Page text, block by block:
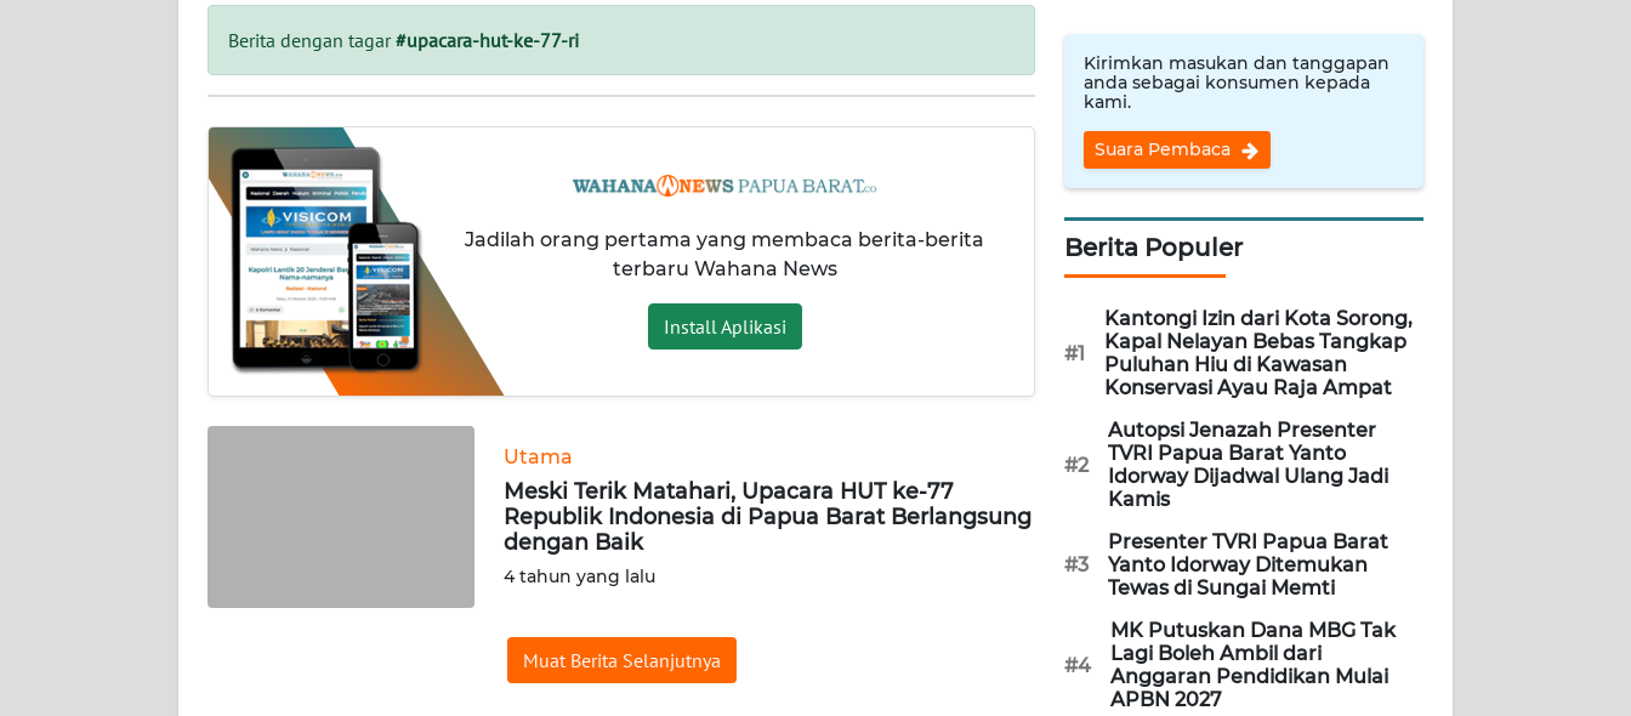
Berita dengan tagar#upacara-hut-ke-77-ri
Jadilah orang pertama yang membaca berita-berita
terbaru Wahana News
Install Aplikasi
Utama
Meski Terik Matahari, Upacara HUT ke-77
Republik Indonesia di Papua Barat Berlangsung
dengan Baik
4 tahun yang lalu
Muat Berita Selanjutnya
Kirimkan masukan dan tanggapan
anda sebagai konsumen kepada
kami.
Suara Pembaca
Berita Populer
#1
Kantongi Izin dari Kota Sorong,
Kapal Nelayan Bebas Tangkap
Puluhan Hiu di Kawasan
Konservasi Ayau Raja Ampat
#2
Autopsi Jenazah Presenter
TVRI Papua Barat Yanto
Idorway Dijadwal Ulang Jadi
Kamis
#3
Presenter TVRI Papua Barat
Yanto Idorway Ditemukan
Tewas di Sungai Memti
#4
MK Putuskan Dana MBG Tak
Lagi Boleh Ambil dari
Anggaran Pendidikan Mulai
APBN 2027